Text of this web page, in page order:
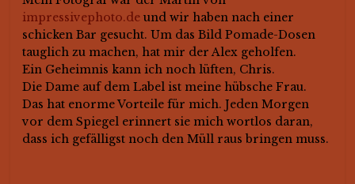
impressivephoto.de und wir haben nach einer
schicken Bar gesucht. Um das Bild Pomade-Dosen
tauglich zu machen, hat mir der Alex geholfen.
Ein Geheimnis kann ich noch lüften, Chris.
Die Dame auf dem Label ist meine hübsche Frau.
Das hat enorme Vorteile für mich. Jeden Morgen
vor dem Spiegel erinnert sie mich wortlos daran,
dass ich gefälligst noch den Müll raus bringen muss.